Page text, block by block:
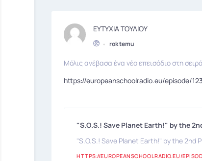
ΕΥΤΥΧΙΑ ΤΟΥΛΙΟΥ
• rok temu
Μόλις ανέβασα ένα νέο επεισόδιο στη
https://europeanschoolradio.eu/episode/
"S.O.S.! Save Planet Earth!" by the
"S.O.S.! Save Planet Earth!" by the 2nd
HTTPS://EUROPEANSCHOOLRADIO.EU/